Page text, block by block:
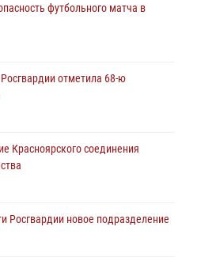
общественный порядок во
заплыва в Дудинке
задержали подозреваемого
соединения Росгвардии
с тонкостями РХБ защиты
футбольного матча в
отметила 68-ю
Красноярского соединения
Росгвардии новое подразделение